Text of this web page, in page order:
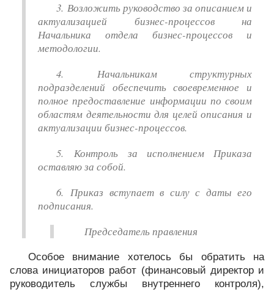
3. Возложить руководство за описанием и
актуализацией бизнес-процессов на
Начальника отдела бизнес-процессов и
методологии.
4. Начальникам структурных
подразделений обеспечить своевременное и
полное предоставление информации по своим
областям деятельности для целей описания и
актуализации бизнес-процессов.
5. Контроль за исполнением Приказа
оставляю за собой.
6. Приказ вступает в силу с даты его
подписания.
Председатель правления
Особое внимание хотелось бы обратить на
слова инициаторов работ (финансовый директор и
руководитель службы внутреннего контроля),